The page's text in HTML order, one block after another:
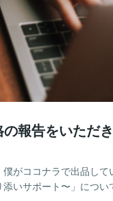
報告をいただ
がココナラで出品し
いサポート〜」につい